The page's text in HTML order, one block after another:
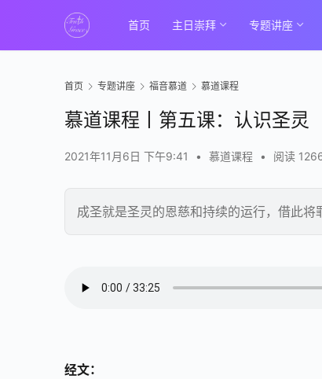
首页 主日崇拜 专题讲座
首页 专题讲座 福音慕道 慕道课程
慕道课程丨第五课：认识圣灵
2021年11月6日 下午9:41 • 慕道课程 • 阅读
成圣就是圣灵的恩慈和持续的运行，借此将
00:00 / 33:25
经文：